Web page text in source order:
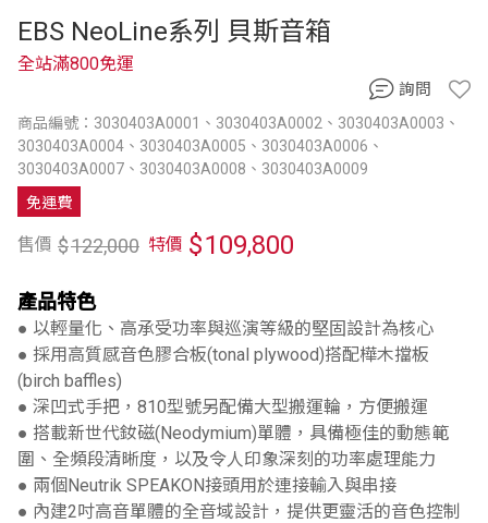
EBS NeoLine系列 貝斯音箱
商品編號：3030403A0001、3030403A0002、3030403A0003、
3030403A0004、3030403A0005、3030403A0006、
3030403A0007、3030403A0008、3030403A0009
全站滿800免運
免運費
售價 $122,000 特價 $109,800
產品特色
● 以輕量化、高承受功率與巡演等級的堅固設計為核心
● 採用高質感音色膠合板(tonal plywood)搭配樺木擋板
(birch baffles)
● 深凹式手把，810型號另配備大型搬運輪，方便搬運
● 搭載新世代釹磁(Neodymium)單體，具備極佳的動態範
圍、全頻段清晰度，以及令人印象深刻的功率處理能力
● 兩個Neutrik SPEAKON接頭用於連接輸入與串接
● 內建2吋高音單體的全音域設計，提供更靈活的音色控制
詢問